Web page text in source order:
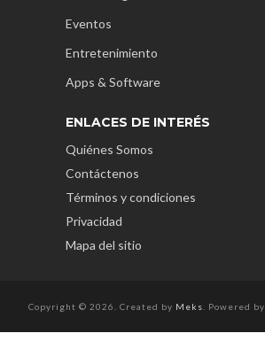
Eventos
Entretenimiento
Apps & Software
ENLACES DE INTERÉS
Quiénes Somos
Contáctenos
Términos y condiciones
Privacidad
Mapa del sitio
Copyright © 2026. Created by Meks . Powered by